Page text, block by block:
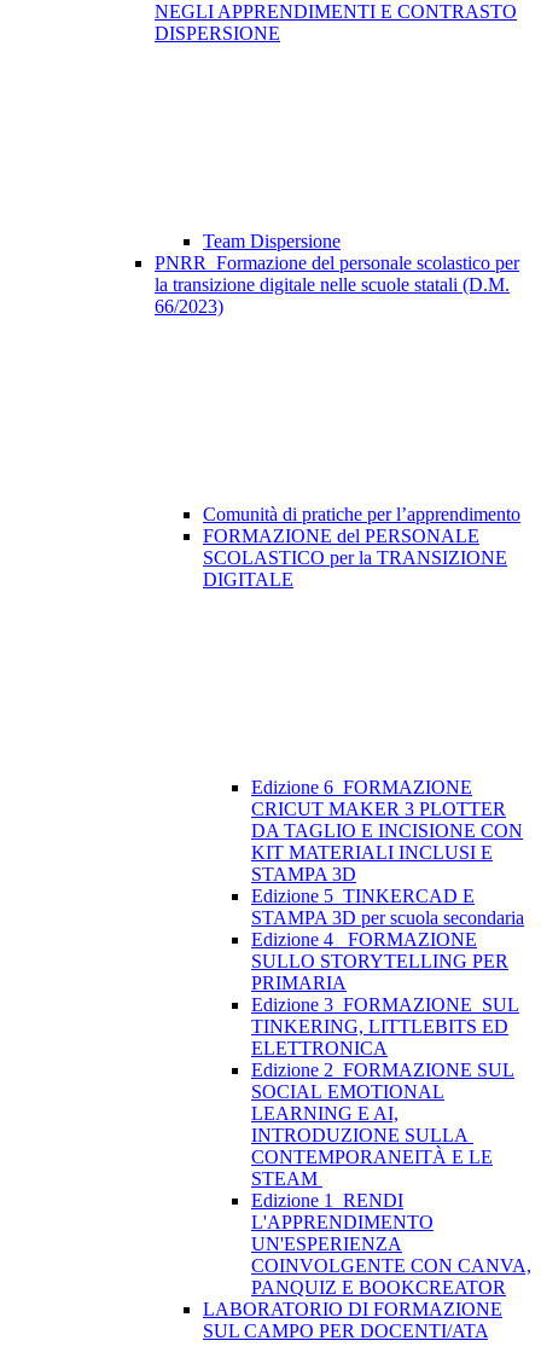
NEGLI APPRENDIMENTI E CONTRASTO
DISPERSIONE
Team Dispersione
PNRR_Formazione del personale scolastico per
la transizione digitale nelle scuole statali (D.M.
66/2023)
Comunità di pratiche per l’apprendimento
FORMAZIONE del PERSONALE
SCOLASTICO per la TRANSIZIONE
DIGITALE
Edizione 6_FORMAZIONE
CRICUT MAKER 3 PLOTTER
DA TAGLIO E INCISIONE CON
KIT MATERIALI INCLUSI E
STAMPA 3D
Edizione 5_TINKERCAD E
STAMPA 3D per scuola secondaria
Edizione 4_ FORMAZIONE
SULLO STORYTELLING PER
PRIMARIA
Edizione 3_FORMAZIONE SUL
TINKERING, LITTLEBITS ED
ELETTRONICA
Edizione 2_FORMAZIONE SUL
SOCIAL EMOTIONAL
LEARNING E AI,
INTRODUZIONE SULLA
CONTEMPORANEITÀ E LE
STEAM
Edizione 1_RENDI
L'APPRENDIMENTO
UN'ESPERIENZA
COINVOLGENTE CON CANVA,
PANQUIZ E BOOKCREATOR
LABORATORIO DI FORMAZIONE
SUL CAMPO PER DOCENTI/ATA